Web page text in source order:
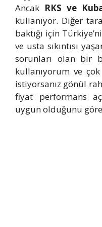
Ancak RKS ve
kullanıyor. Diğer
baktığı için
ve usta sıkıntısı
sorunları olan bir
kullanıyorum ve
istiyorsanız gönül
fiyat performans
uygun olduğunu